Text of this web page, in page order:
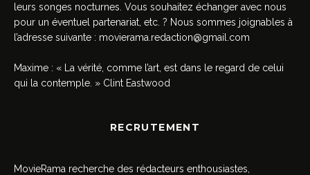
leurs songes nocturnes. Vous souhaitez échanger avec nous
pour un éventuel partenariat, etc. ? Nous sommes joignables à
l’adresse suivante : movierama.redaction@gmail.com
Maxime : « La vérité, comme l’art, est dans le regard de celui
qui la contemple. » Clint Eastwood
RECRUTEMENT
MovieRama recherche des rédacteurs enthousiastes,